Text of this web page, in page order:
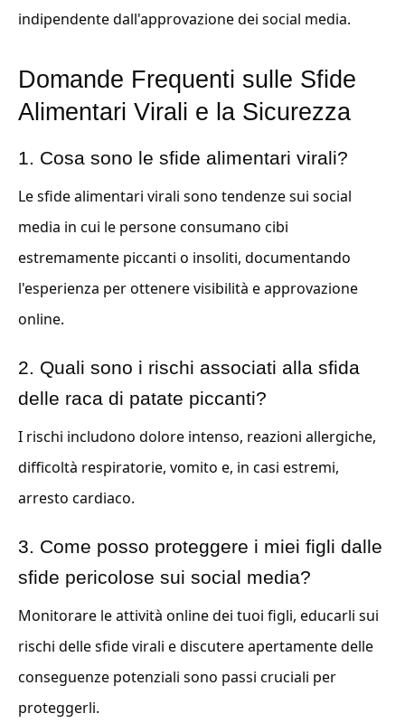
indipendente dall'approvazione dei social media.
Domande Frequenti sulle Sfide
Alimentari Virali e la Sicurezza
1. Cosa sono le sfide alimentari virali?
Le sfide alimentari virali sono tendenze sui social
media in cui le persone consumano cibi
estremamente piccanti o insoliti, documentando
l'esperienza per ottenere visibilità e approvazione
online.
2. Quali sono i rischi associati alla sfida
delle raca di patate piccanti?
I rischi includono dolore intenso, reazioni allergiche,
difficoltà respiratorie, vomito e, in casi estremi,
arresto cardiaco.
3. Come posso proteggere i miei figli dalle
sfide pericolose sui social media?
Monitorare le attività online dei tuoi figli, educarli sui
rischi delle sfide virali e discutere apertamente delle
conseguenze potenziali sono passi cruciali per
proteggerli.